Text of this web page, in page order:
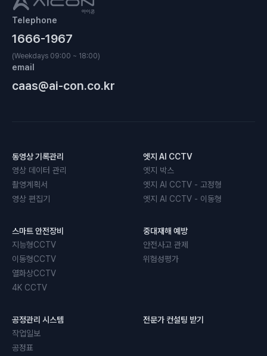
Telephone
1666-1967
(Weekdays 09:00 ~ 18:00)
email
caas@ai-con.co.kr
동영상 기록관리
영상 데이터 관리
촬영계획서
영상 편집기
엣지 AI CCTV
엣지 박스
엣지 AI CCTV - 고정형
엣지 AI CCTV - 이동형
스마트 안전장비
지능형CCTV
이동형CCTV
열화상CCTV
4K CCTV
중대재해 예방
안전사고 관제
위험성평가
공정관리 시스템
작업일보
공정표
전문가 컨설팅 받기